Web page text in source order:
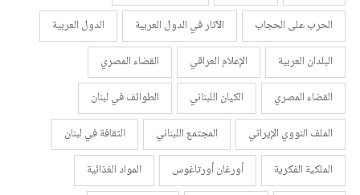
الحرب على الحجاب
الآثار في الدول العربية
الدول العربية
البلدان العربية
الإعلام العراقي
القضاء المصري
القضاء المصري
الكيان اللبناني
الطوائف في لبنان
الملف النووي الإيراني
المجتمع اللبناني
الثقافة في لبنان
الملكية الفكرية
أورغان أورتاغوس
المواد الغذائية